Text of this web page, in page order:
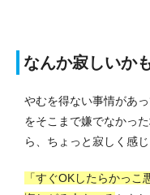
なんか寂しいか
やむを得ない事情があ
をそこまで嫌でなかっ
ら、ちょっと寂しく感
「すぐOKしたらかっ